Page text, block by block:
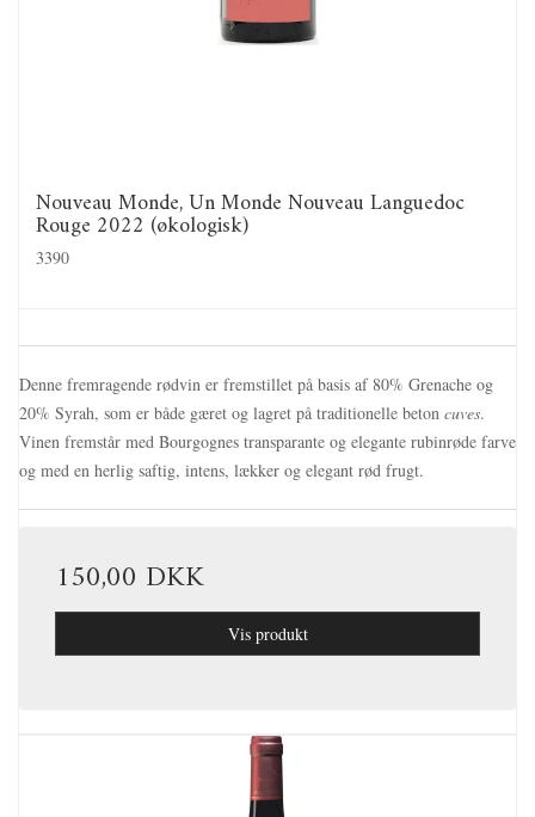
Nouveau Monde, Un Monde Nouveau Languedoc
Rouge 2022 (økologisk)
3390
Denne fremragende rødvin er fremstillet på basis af 80% Grenache og
20% Syrah, som er både gæret og lagret på traditionelle beton cuves.
Vinen fremstår med Bourgognes transparante og elegante rubinrøde farve
og med en herlig saftig, intens, lækker og elegant rød frugt.
150,00 DKK
Vis produkt